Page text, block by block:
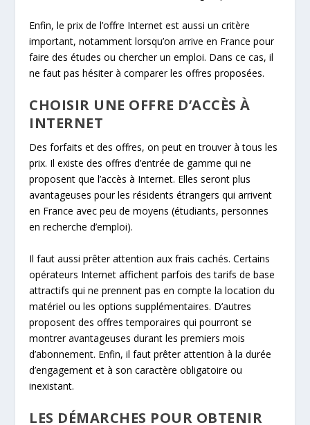
Enfin, le prix de l’offre Internet est aussi un critère
important, notamment lorsqu’on arrive en France pour
faire des études ou chercher un emploi. Dans ce cas, il
ne faut pas hésiter à comparer les offres proposées.
CHOISIR UNE OFFRE D’ACCÈS À
INTERNET
Des forfaits et des offres, on peut en trouver à tous les
prix. Il existe des offres d’entrée de gamme qui ne
proposent que l’accès à Internet. Elles seront plus
avantageuses pour les résidents étrangers qui arrivent
en France avec peu de moyens (étudiants, personnes
en recherche d’emploi).
Il faut aussi prêter attention aux frais cachés. Certains
opérateurs Internet affichent parfois des tarifs de base
attractifs qui ne prennent pas en compte la location du
matériel ou les options supplémentaires. D’autres
proposent des offres temporaires qui pourront se
montrer avantageuses durant les premiers mois
d’abonnement. Enfin, il faut prêter attention à la durée
d’engagement et à son caractère obligatoire ou
inexistant.
LES DÉMARCHES POUR OBTENIR